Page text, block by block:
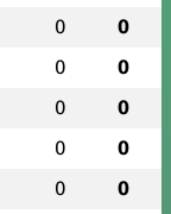
0 0
0 0
0 0
0 0
0 0